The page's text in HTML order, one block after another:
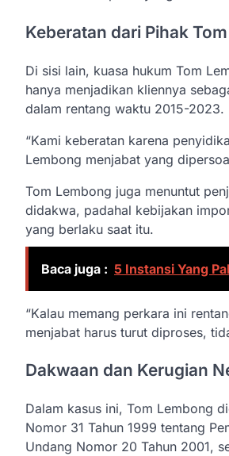
Keberatan dari Pihak
Di sisi lain, kuasa hukum Tom
hanya menjadikan kliennya
dalam rentang waktu 2015-2023.
“Kami keberatan karena
Lembong menjabat yang
Tom Lembong juga menuntut
didakwa, padahal kebijakan
yang berlaku saat itu.
Baca juga : 5 Instansi Yang
“Kalau memang perkara ini
menjabat harus turut diproses,
Dakwaan dan Kerugian
Dalam kasus ini, Tom Lembong
Nomor 31 Tahun 1999 tentang
Undang Nomor 20 Tahun 2001,